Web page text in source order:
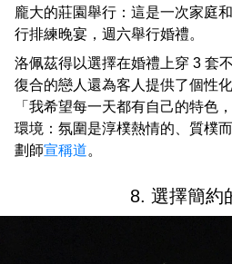
龐大的莊園舉行：這是一次家庭
行排練晚宴，週六舉行婚禮。
洛佩茲得以選擇在婚禮上穿 3 套
復合的戀人還為客人提供了個性
「我希望每一天都有自己的特色
環境：氛圍是淳樸熱情的、質樸
劃師宣稱道。
8. 選擇簡約